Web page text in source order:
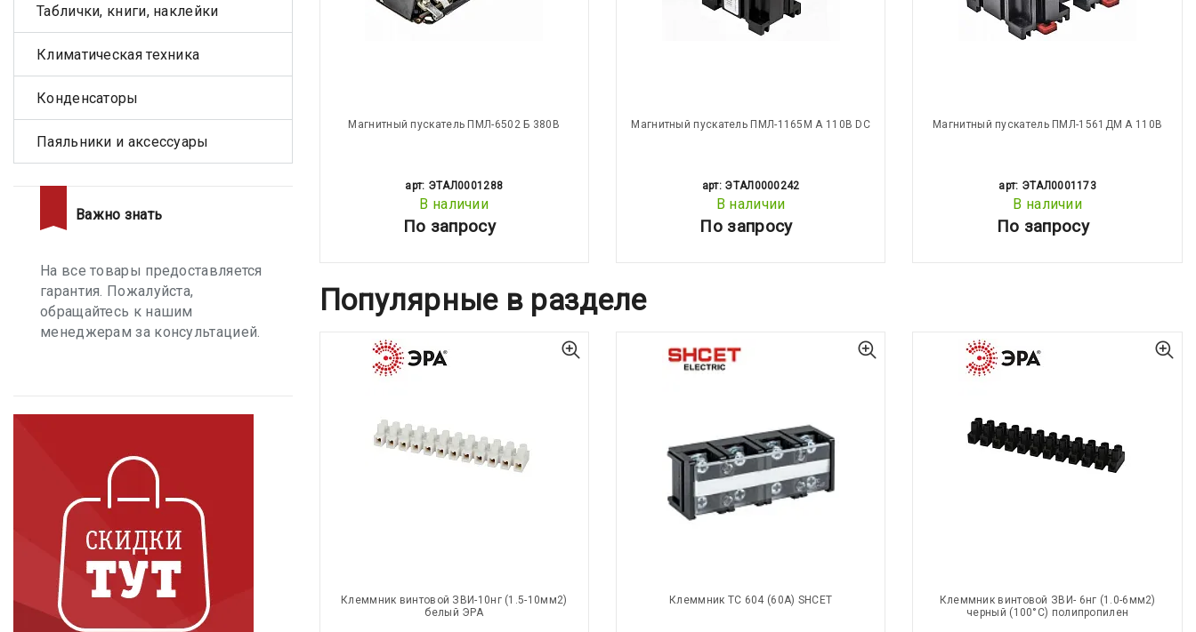
Магнитный пускатель ПМЛ-6502 Б 380В
арт: ЭТАЛ0001288
В наличии
По запросу
Магнитный пускатель ПМЛ-1165М А 110В DC
арт: ЭТАЛ0000242
В наличии
По запросу
Магнитный пускатель ПМЛ-1561ДМ А 110В
арт: ЭТАЛ0001173
В наличии
По запросу
Популярные в разделе
Клеммник винтовой ЗВИ-10нг (1.5-10мм2)
белый ЭРА
Клеммник ТС 604 (60А) SHCET
Клеммник винтовой ЗВИ- 6нг (1.0-6мм2)
черный (100°С) полипропилен
Таблички, книги, наклейки
Климатическая техника
Конденсаторы
Паяльники и аксессуары
Важно знать
На все товары предоставляется
гарантия. Пожалуйста,
обращайтесь к нашим
менеджерам за консультацией.